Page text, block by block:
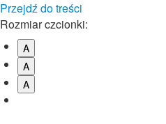
Przejdź do treści
Rozmiar czcionki:
A
A
A